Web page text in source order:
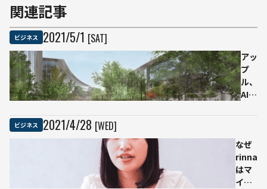
関連記事
ビジネス 2021/5/1 [SAT]
アッ
プ
ル、
AIな
約
46
兆円
投資
ビジネス 2021/4/28 [WED]
なぜ
rinna
はマ
イク